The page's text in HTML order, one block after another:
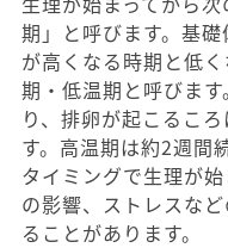
期」と呼びます。基
が高くなる時期と低
期・低温期と呼びま
り、排卵が起こるこ
す。高温期は約2週間
タイミングで生理が
の影響、ストレスな
ることがあります。